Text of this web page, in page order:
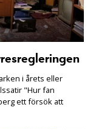
i årets eller
"Hur fan
ett försök att